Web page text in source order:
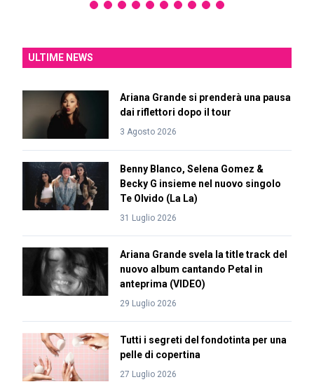
ULTIME NEWS
Ariana Grande si prenderà una pausa
dai riflettori dopo il tour
3 Agosto 2026
Benny Blanco, Selena Gomez &
Becky G insieme nel nuovo singolo
Te Olvido (La La)
31 Luglio 2026
Ariana Grande svela la title track del
nuovo album cantando Petal in
anteprima (VIDEO)
29 Luglio 2026
Tutti i segreti del fondotinta per una
pelle di copertina
27 Luglio 2026